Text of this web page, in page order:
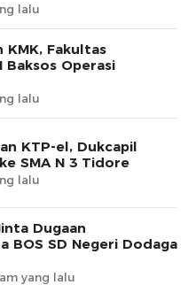
lalu
KMK, Fakultas
Baksos Operasi
lalu
KTP-el, Dukcapil
SMA N 3 Tidore
lalu
Dugaan
BOS SD Negeri Dodaga
yang lalu